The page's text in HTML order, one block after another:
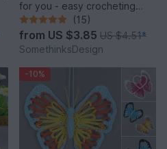
for you - easy crocheting
from leftover yarn
(15)
from US $3.85 US $4.51*
SomethinksDesign
-10%